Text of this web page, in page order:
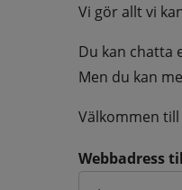
Vi gör allt vi
Du kan chatta
Men du kan
Välkommen
Webbadress